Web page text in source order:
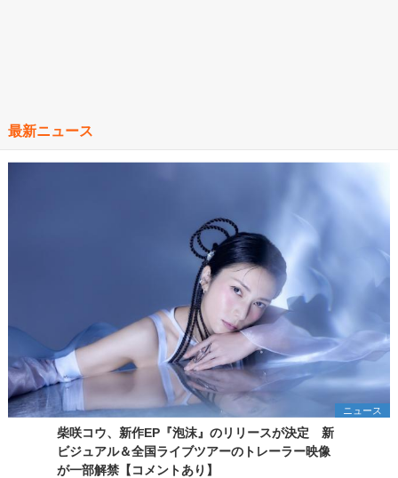
最新ニュース
ニュース
柴咲コウ、新作EP『泡沫』のリリースが決定 新
ビジュアル＆全国ライブツアーのトレーラー映像
が一部解禁【コメントあり】